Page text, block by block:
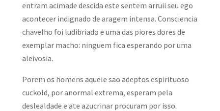
entram acimade descida este sentem arruii seu ego
acontecer indignado de aragem intensa. Consciencia
chavelho foi ludibriado e uma das piores dores de
exemplar macho: ninguem fica esperando por uma
aleivosia.
Porem os homens aquele sao adeptos espirituoso
cuckold, por anormal extrema, esperam pela
deslealdade e ate azucrinar procuram por isso.